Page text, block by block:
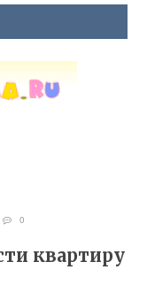
0
квартиру